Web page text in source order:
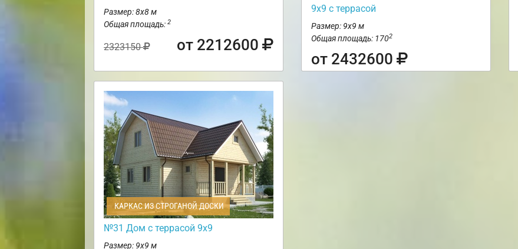
Размер: 8х8 м
Общая площадь: 2
2323150 от 2212600
9х9 с террасой
Размер: 9х9 м
Общая площадь: 1702
от 2432600
КАРКАС ИЗ СТРОГАНОЙ ДОСКИ
№31 Дом с террасой 9х9
Размер: 9х9 м